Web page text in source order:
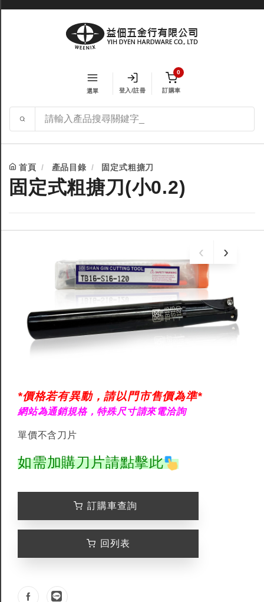
選單 登入/註冊
0
訂購車
首頁 產品目錄 固定式粗搪刀
固定式粗搪刀(小0.2)
*價格若有異動，請以門市售價為準*
網站為通銷規格，特殊尺寸請來電洽詢
單價不含刀片
如需加購刀片請點擊此
訂購車查詢
回列表